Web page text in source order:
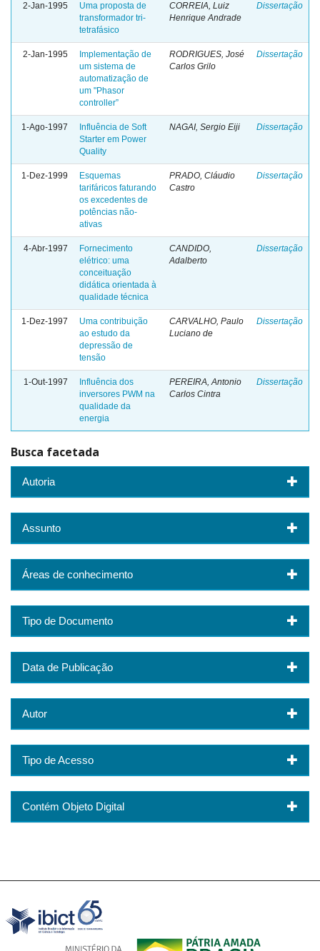
2-Jan-1995
Uma proposta de
transformador tri-
tetrafásico
CORREIA, Luiz
Henrique Andrade
Dissertação
2-Jan-1995
Implementação de
um sistema de
automatização de
um "Phasor
controller”
RODRIGUES, José
Carlos Grilo
Dissertação
1-Ago-1997
Influência de Soft
Starter em Power
Quality
NAGAI, Sergio Eiji Dissertação
1-Dez-1999
Esquemas
tarifáricos faturando
os excedentes de
potências não-
ativas
PRADO, Cláudio
Castro
Dissertação
4-Abr-1997
Fornecimento
elétrico: uma
conceituação
didática orientada à
qualidade técnica
CANDIDO,
Adalberto
Dissertação
1-Dez-1997
Uma contribuição
ao estudo da
depressão de
tensão
CARVALHO, Paulo
Luciano de
Dissertação
1-Out-1997
Influência dos
inversores PWM na
qualidade da
energia
PEREIRA, Antonio
Carlos Cintra
Dissertação
Busca facetada
Autoria
Assunto
Áreas de conhecimento
Tipo de Documento
Data de Publicação
Autor
Tipo de Acesso
Contém Objeto Digital